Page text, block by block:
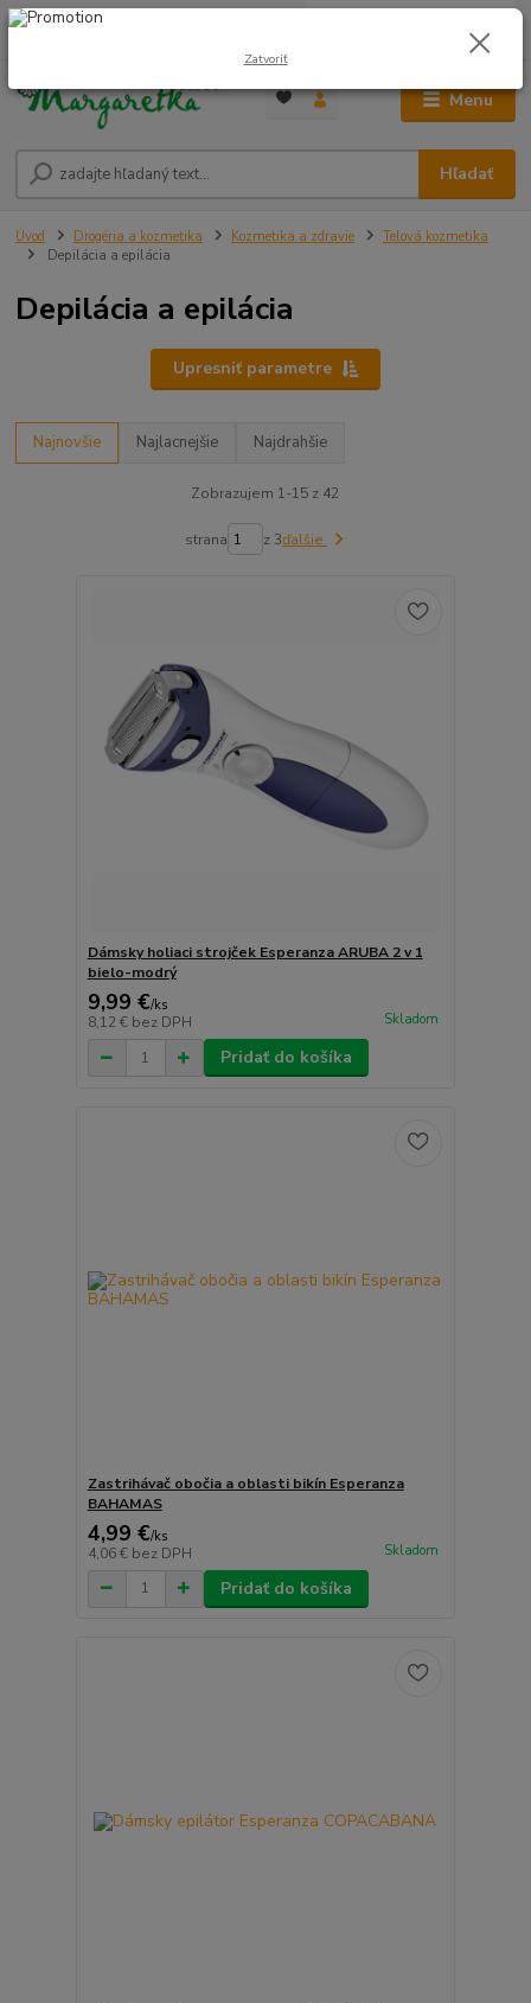
Menu
Hľadať
0948 236 042
0,00 €
Úvod Drogéria a kozmetika Kozmetika a zdravie
Telová kozmetika
Depilácia a epilácia
Depilácia a epilácia
Upresniť parametre
Najnovšie Najlacnejšie Najdrahšie
Zobrazujem 1-15 z 42
strana z 3ďalšie
Dámsky holiaci strojček Esperanza ARUBA 2 v 1
bielo-modrý
9,99 €/ks
8,12 € bez DPH Skladom
Pridať do košíka
Zastrihávač obočia a oblasti bikín Esperanza
BAHAMAS
4,99 €/ks
4,06 € bez DPH Skladom
Pridať do košíka
Zatvoriť